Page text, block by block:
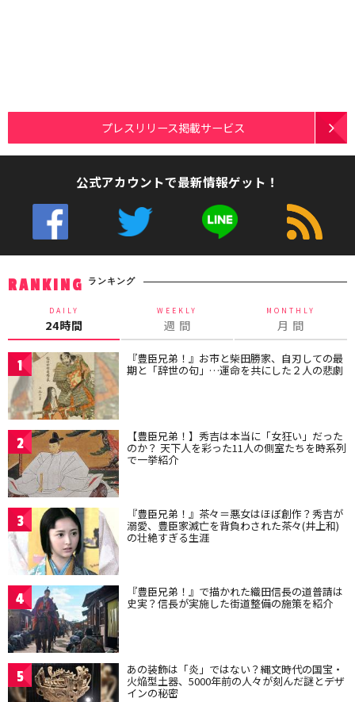
プレスリリース掲載サービス
公式アカウントで最新情報ゲット！
RANKING ランキング
DAILY
24時間
WEEKLY
週 間
MONTHLY
月 間
1 『豊臣兄弟！』お市と柴田勝家、自刃しての最
期と「辞世の句」…運命を共にした２人の悲劇
2 【豊臣兄弟！】秀吉は本当に「女狂い」だった
のか？ 天下人を彩った11人の側室たちを時系列
で一挙紹介
3 『豊臣兄弟！』茶々＝悪女はほぼ創作？秀吉が
溺愛、豊臣家滅亡を背負わされた茶々(井上和)
の壮絶すぎる生涯
4 『豊臣兄弟！』で描かれた織田信長の道普請は
史実？信長が実施した街道整備の施策を紹介
5 あの装飾は「炎」ではない？縄文時代の国宝・
火焔型土器、5000年前の人々が刻んだ謎とデザ
インの秘密